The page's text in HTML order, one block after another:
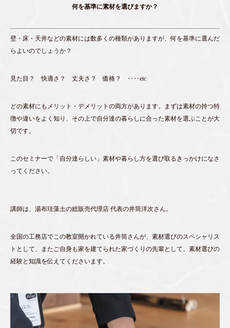
何を基準に素材を選びますか？
壁・床・天井などの素材には数多くの種類がありますが、何を基準に選んだ
らよいのでしょうか？
見た目？ 快適さ？ 丈夫さ？ 価格？ ‥‥etc
どの素材にもメリット・デメリットの両方があります。まずは素材の持つ特
徴や違いをよく知り、その上で自分達の暮らしに合った素材を選ぶことが大
切です。
このセミナーで「自分達らしい」素材や暮らし方を選び取るきっかけになさ
ってください。
講師は、湯布珪藻土の総販売代理店 代表の井筒洋次さん。
全国の工務店でこの教室開かれている井筒さんが、素材選びのスペシャリス
トとして、またご自身も家を建てられた家づくりの先輩として、素材選びの
経験と知識を伝えてくださいます。